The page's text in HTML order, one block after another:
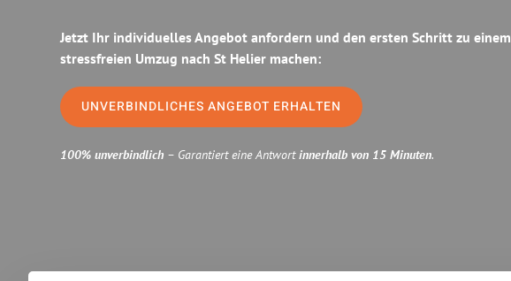
Jetzt Ihr individuelles Angebot anfordern und den ersten Schritt zu einem
stressfreien Umzug nach St Helier machen:
UNVERBINDLICHES ANGEBOT ERHALTEN
100% unverbindlich – Garantiert eine Antwortinnerhalb von 15 Minuten.